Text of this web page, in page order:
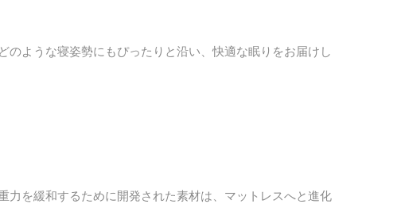
ような寝姿勢にもぴったりと沿い、快適な眠りをお届けし
を緩和するために開発された素材は、マットレスへと進化